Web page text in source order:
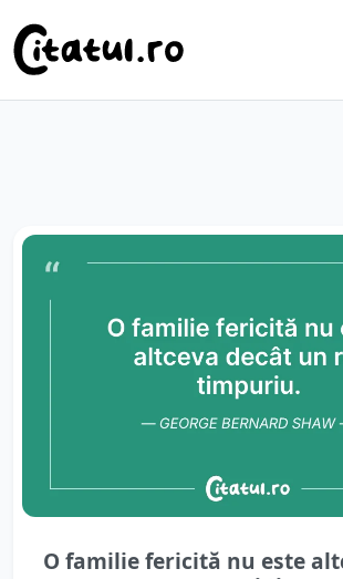
O familie fericită nu este